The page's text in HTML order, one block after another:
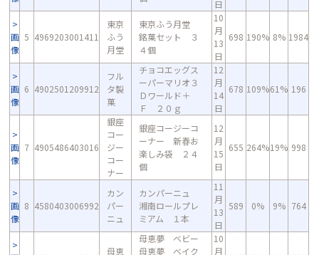
日
画
像
5 4969203001411
東京
ふう
月堂
東京ふう月堂
銘菓セット ３
４個
10
月
13
日
698 190% 8% 1984
画
像
6 4902501209912
フル
タ製
菓
チョコエッグス
ーパーマリオ３
Ｄワールド＋
Ｆ ２０ｇ
12
月
14
日
678 109%61% 196
画
像
7 4905486403016
銀座
コー
ジー
コー
ナー
銀座コージーコ
ーナー 新春お
楽しみ袋 ２４
個
12
月
15
日
655 264%19% 998
画
像
8 4580403006992
カン
パー
ニュ
カンパーニュ
湘南ロールプレ
ミアム １本
11
月
13
日
589 0% 9% 764
母恵
母恵夢 ベビー
母恵夢 ベイク
10
月